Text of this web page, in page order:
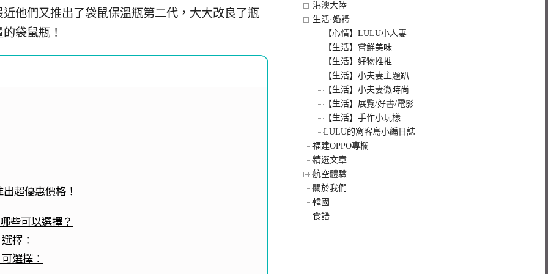
他們又推出了袋鼠保溫瓶第二代，大大改良了瓶
袋鼠瓶！
超優惠價格！
些可以選擇？
擇：
選擇：
港澳大陸
生活·婚禮
【心情】LULU小人妻
【生活】嘗鮮美味
【生活】好物推推
【生活】小夫妻主題趴
【生活】小夫妻微時尚
【生活】展覽/好書/電影
【生活】手作小玩樣
LULU的窩客島小編日誌
福建OPPO專欄
精選文章
航空體驗
關於我們
韓國
食譜